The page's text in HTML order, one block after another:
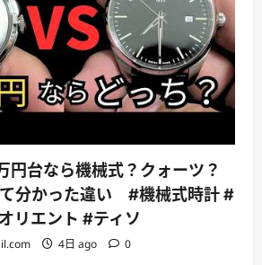
円台なら機械式？クォーツ？
分かった違い #機械式時計 #
リエント #ティソ
4日 ago 0